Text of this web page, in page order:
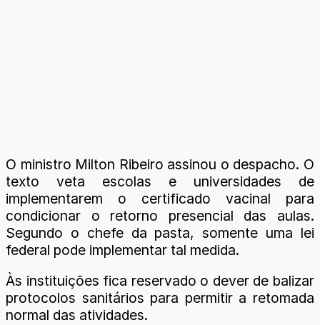
O ministro Milton Ribeiro assinou o despacho. O
texto veta escolas e universidades de
implementarem o certificado vacinal para
condicionar o retorno presencial das aulas.
Segundo o chefe da pasta, somente uma lei
federal pode implementar tal medida.
Às instituições fica reservado o dever de balizar
protocolos sanitários para permitir a retomada
normal das atividades.